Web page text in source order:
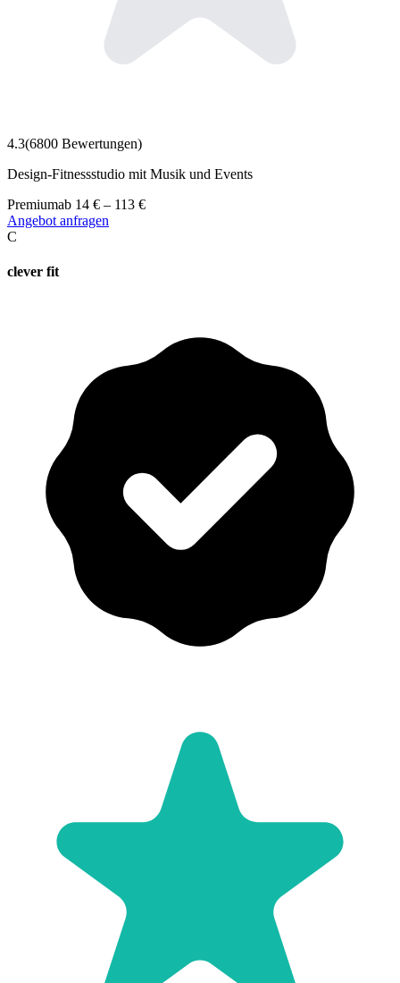
4.3(6800 Bewertungen)
Design-Fitnessstudio mit Musik und Events
Premiumab 14 € – 113 €
Angebot anfragen
C
clever fit